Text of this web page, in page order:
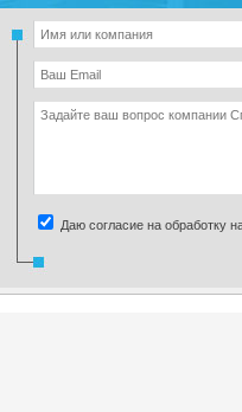
Даю согласие на обработку